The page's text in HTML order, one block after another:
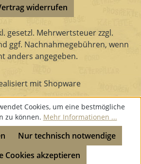
widerrufen
gesetzl. Mehrwertsteuer zzgl.
ggf. Nachnahmegebühren, wenn
anders angegeben.
mit Shopware
Cookies, um eine bestmögliche
zu können. Mehr Informationen ...
Nur technisch notwendige
Cookies akzeptieren